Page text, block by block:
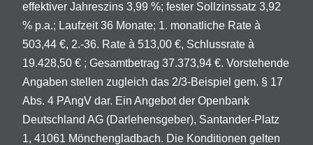
effektiver Jahreszins 3,99 %; fester Sollzinssatz 3,92
% p.a.; Laufzeit 36 Monate; 1. monatliche Rate à
503,44 €, 2.-36. Rate à 513,00 €, Schlussrate à
19.428,50 € ; Gesamtbetrag 37.373,94 €. Vorstehende
Angaben stellen zugleich das 2/3-Beispiel gem. § 17
Abs. 4 PAngV dar. Ein Angebot der Openbank
Deutschland AG (Darlehensgeber), Santander-Platz
1, 41061 Mönchengladbach. Die Konditionen gelten